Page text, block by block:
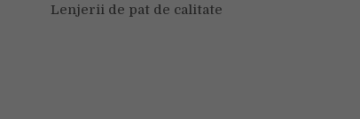
Lenjerii de pat de calitate